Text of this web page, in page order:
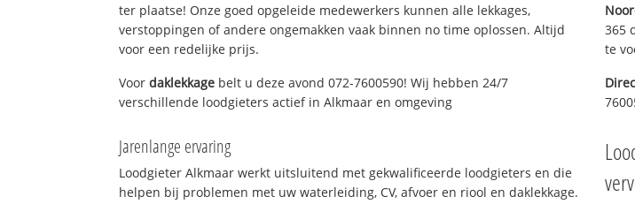
ter plaatse! Onze goed opgeleide medewerkers kunnen alle lekkages,
verstoppingen of andere ongemakken vaak binnen no time oplossen. Altijd
voor een redelijke prijs.
Voordaklekkage belt u deze avond 072-7600590! Wij hebben 24/7
verschillende loodgieters actief in Alkmaar en omgeving
Jarenlange ervaring
Loodgieter Alkmaar werkt uitsluitend met gekwalificeerde loodgieters en die
helpen bij problemen met uw waterleiding, CV, afvoer en riool en daklekkage.
365
te